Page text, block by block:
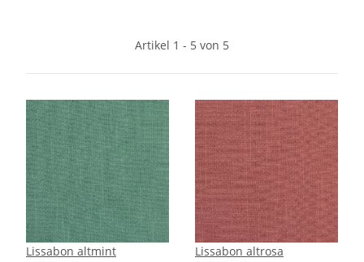
Artikel 1 - 5 von 5
Lissabon altmint
Lissabon altrosa